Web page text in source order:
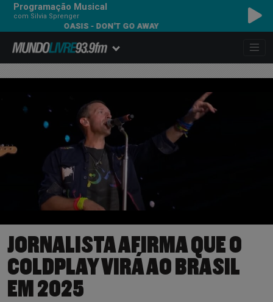
Programação Musical
com Silvia Sprenger
OASIS - DON'T GO AWAY
JORNALISTA AFIRMA QUE O
COLDPLAY VIRÁ AO BRASIL
EM 2025